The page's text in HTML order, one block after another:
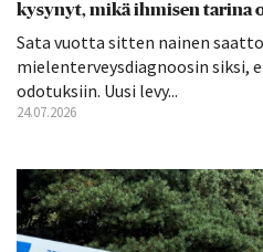
kysynyt, mikä ihmisen tarina
Sata vuotta sitten nainen
mielenterveysdiagnoosin siksi,
odotuksiin. Uusi levy...
24.07.2026